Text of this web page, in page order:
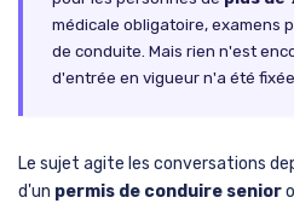
médicale obligatoire, examens
de conduite. Mais rien n'est
d'entrée en vigueur n'a été
Le sujet agite les conversations
d'un permis de conduire senior